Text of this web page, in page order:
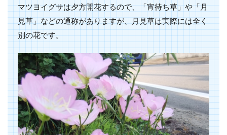
マツヨイグサは夕方開花するので、「宵待ち草」や「月
見草」などの通称がありますが、月見草は実際には全く
別の花です。